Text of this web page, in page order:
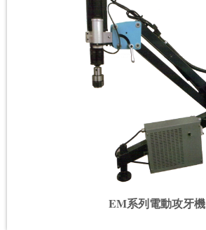
EM系列電動攻牙機